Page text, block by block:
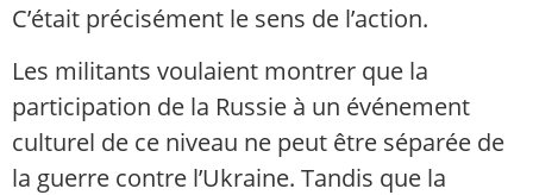
C’était précisément le sens de l’action.
Les militants voulaient montrer que la
participation de la Russie à un événement
culturel de ce niveau ne peut être séparée de
la guerre contre l’Ukraine. Tandis que la